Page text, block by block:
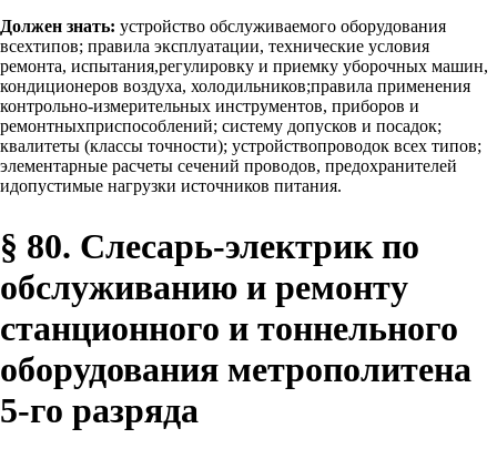
Должен знать: устройство обслуживаемого оборудования
всехтипов; правила эксплуатации, технические условия
ремонта, испытания,регулировку и приемку уборочных машин,
кондиционеров воздуха, холодильников;правила применения
контрольно-измерительных инструментов, приборов и
ремонтныхприспособлений; систему допусков и посадок;
квалитеты (классы точности); устройствопроводок всех типов;
элементарные расчеты сечений проводов, предохранителей
идопустимые нагрузки источников питания.
§ 80. Слесарь-электрик по
обслуживанию и ремонту
станционного и тоннельного
оборудования метрополитена
5-го разряда